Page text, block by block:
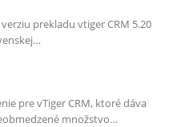
prekladu vtiger CRM 5.20
pre vTiger CRM, ktoré dáva
množstvo…